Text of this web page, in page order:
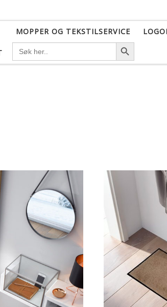
MOPPER OG TEKSTILSERVICE
SEARCH
FOR:
SEARCH